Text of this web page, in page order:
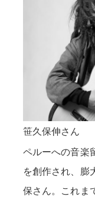
笹久保伸さん
ペルーへの音楽
を創作され、膨
保さん。これま